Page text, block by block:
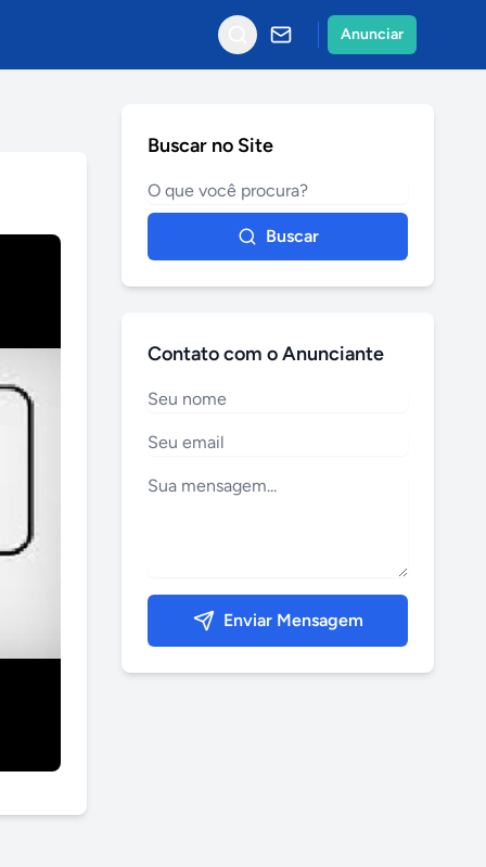
Anunciar
Buscar no Site
Buscar
Contato com o Anunciante
Enviar Mensagem